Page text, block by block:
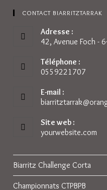
CONTACT BIARRITZTARRAK
Adresse :
42, Avenue Foch -
Téléphone :
0559221707
E-mail :
Site web :
yourwebsite.com
Biarritz Challenge Corta
Championnats CTPBPB